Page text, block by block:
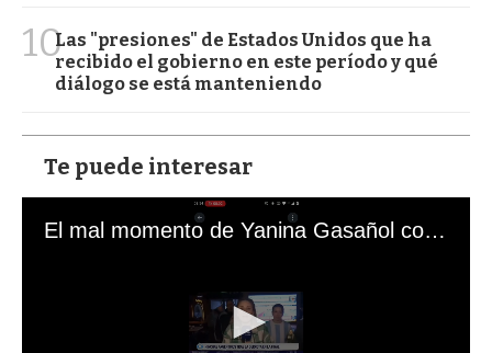
10Las "presiones" de Estados Unidos que ha
recibido el gobierno en este período y qué
diálogo se está manteniendo
Te puede interesar
El mal momento de Yanina Gasañol con un hincha argentino en "Subrayado"